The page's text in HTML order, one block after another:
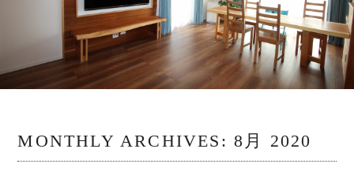
MONTHLY ARCHIVES:8月 2020